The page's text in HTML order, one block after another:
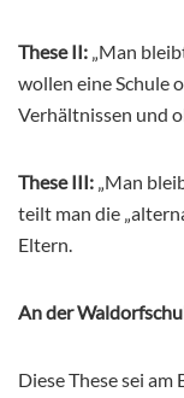
These II: „Man
wollen eine Schule
Verhältnissen und
These III: „Man
teilt man die
Eltern.
An der
Diese These sei